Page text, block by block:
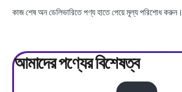
কাজ শেষ অন ডেলিভারিতে পণ্য হাতে পেয়ে মূল্য পরিশোধ করুন।
আমাদের পণ্যেরবিশেষত্ব